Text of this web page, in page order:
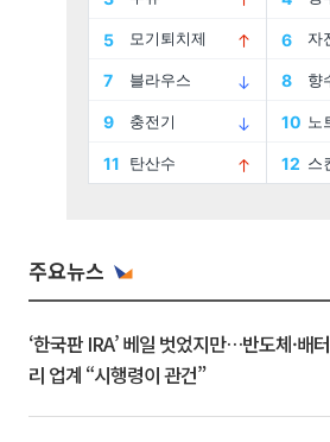
주요뉴스
‘한국판 IRA’ 베일 벗었지만…반도체·배터
리 업계 “시행령이 관건”